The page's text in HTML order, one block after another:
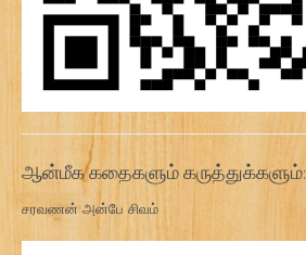
ஆன்மீக கதைகளும் கருத்துக்களும்:
சரவணன் அன்பே சிவம்